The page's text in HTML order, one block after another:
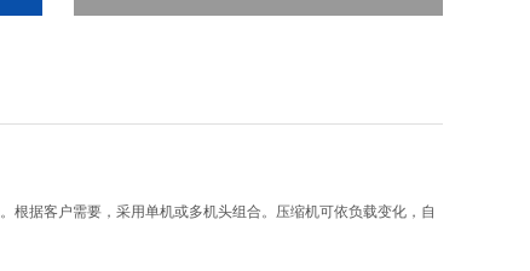
根据客户需要，采用单机或多机头组合。压缩机可依负载变化，自